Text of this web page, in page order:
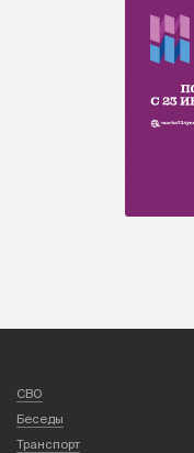
СВО
Беседы
Транспорт